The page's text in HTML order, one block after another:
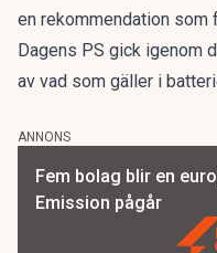
en rekommendation som
Dagens PS gick igenom
av vad som gäller i
ANNONS
Fem bolag blir en
Emission pågår